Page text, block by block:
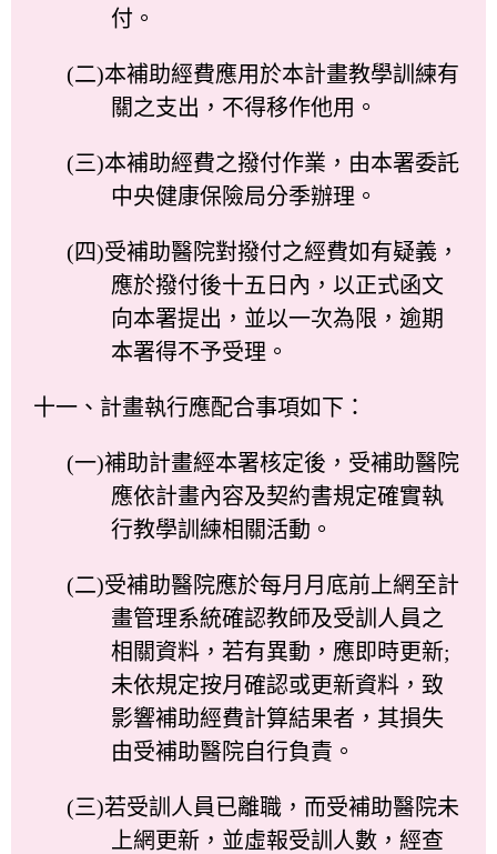
付。
(二)本補助經費應用於本計畫教學訓練有
關之支出，不得移作他用。
(三)本補助經費之撥付作業，由本署委託
中央健康保險局分季辦理。
(四)受補助醫院對撥付之經費如有疑義，
應於撥付後十五日內，以正式函文
向本署提出，並以一次為限，逾期
本署得不予受理。
十一、計畫執行應配合事項如下：
(一)補助計畫經本署核定後，受補助醫院
應依計畫內容及契約書規定確實執
行教學訓練相關活動。
(二)受補助醫院應於每月月底前上網至計
畫管理系統確認教師及受訓人員之
相關資料，若有異動，應即時更新;
未依規定按月確認或更新資料，致
影響補助經費計算結果者，其損失
由受補助醫院自行負責。
(三)若受訓人員已離職，而受補助醫院未
上網更新，並虛報受訓人數，經查